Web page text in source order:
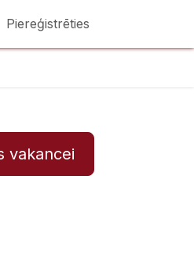
Piereģistrēties
vakancei